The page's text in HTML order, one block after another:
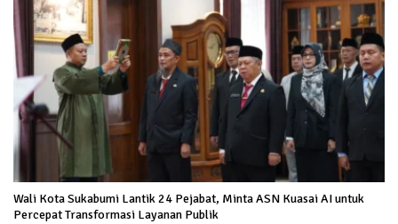
Wali Kota Sukabumi Lantik 24 Pejabat, Minta ASN Kuasai AI untuk
Percepat Transformasi Layanan Publik